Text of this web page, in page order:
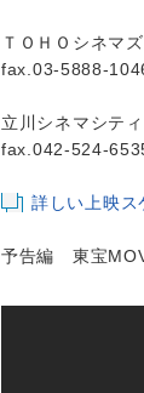
ＴＯＨＯシネマ
fax.03-5888-
立川シネマシテ
fax.042-524-
詳しい上映ス
予告編 東宝